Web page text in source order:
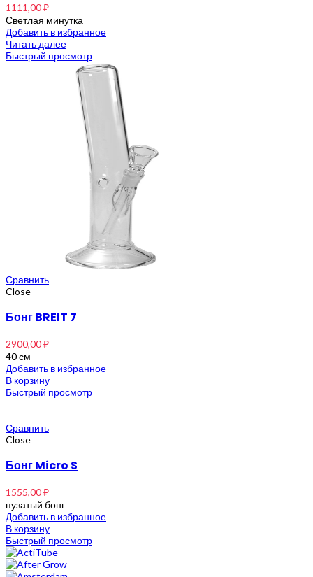
1111,00₽
Светлая минутка
Добавить в избранное
Читать далее
Быстрый просмотр
Сравнить
Close
Бонг BREIT 7
2900,00₽
40 см
Добавить в избранное
В корзину
Быстрый просмотр
Сравнить
Close
Бонг Micro S
1555,00₽
пузатый бонг
Добавить в избранное
В корзину
Быстрый просмотр